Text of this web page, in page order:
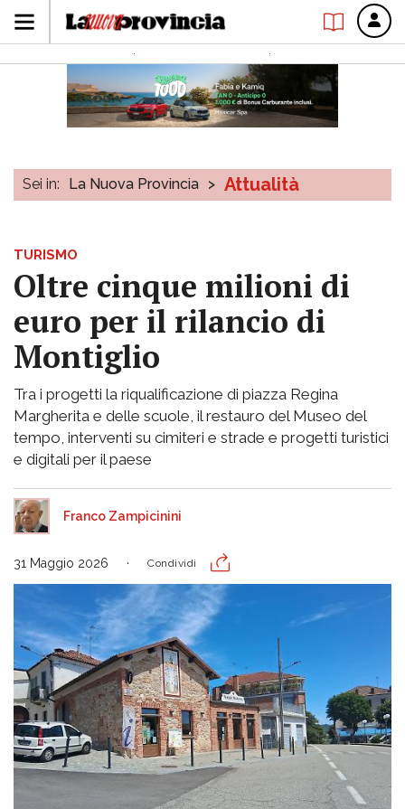
Sei in: La Nuova Provincia > Attualità
TURISMO
Oltre cinque milioni di
euro per il rilancio di
Montiglio
Tra i progetti la riqualificazione di piazza Regina
Margherita e delle scuole, il restauro del Museo del
tempo, interventi su cimiteri e strade e progetti turistici
e digitali per il paese
Franco Zampicinini
31 Maggio 2026 Condividi